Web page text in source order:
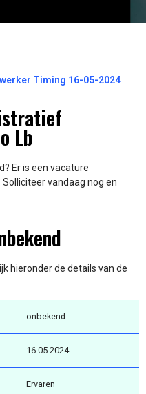
Timing 16-05-2024
Lb
Er is een vacature
vandaag nog en
hieronder de details van de
onbekend
16-05-2024
Ervaren